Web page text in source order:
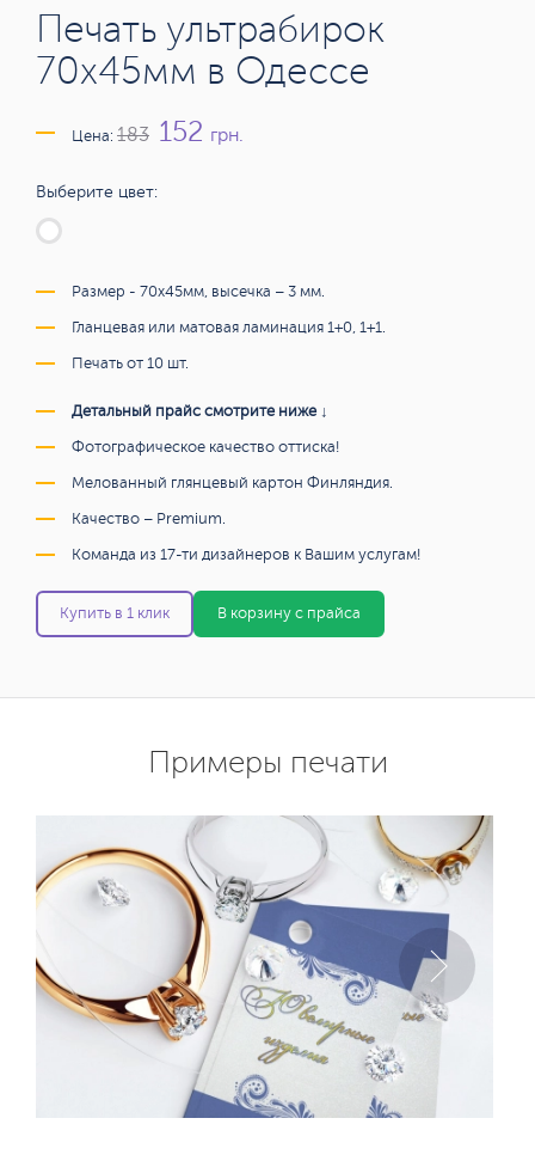
Печать ультрабирок
70х45мм в Одессе
Цена: 183 152 грн.
Выберите цвет:
Размер - 70х45мм, высечка – 3 мм.
Гланцевая или матовая ламинация 1+0, 1+1.
Печать от 10 шт.
Детальный прайс смотрите ниже ↓
Фотографическое качество оттиска!
Мелованный глянцевый картон Финляндия.
Качество – Premium.
Команда из 17-ти дизайнеров к Вашим услугам!
Купить в 1 клик В корзину с прайса
Примеры печати